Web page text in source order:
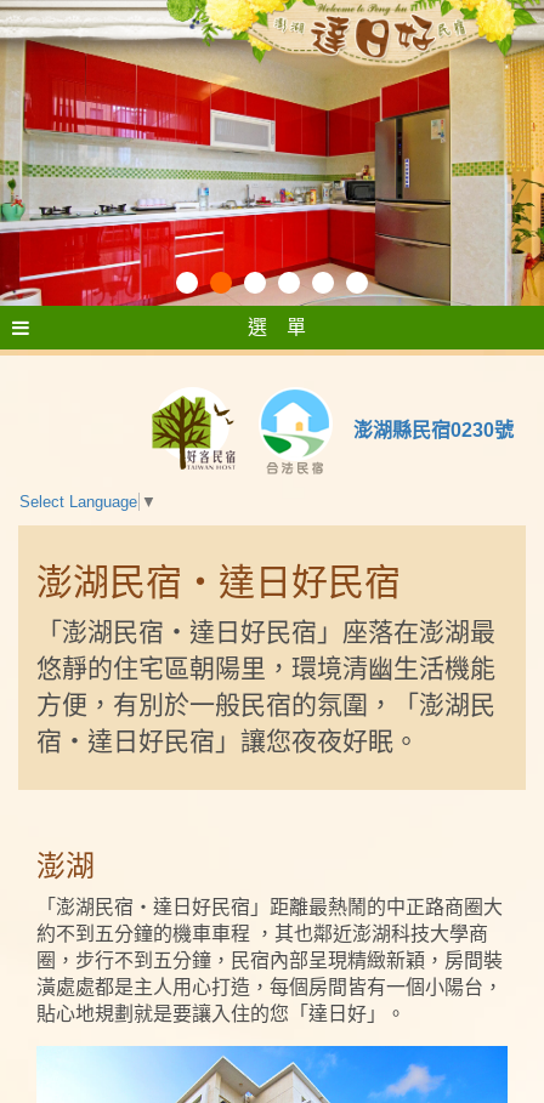
選 單
澎湖縣民宿0230號
Select Language ▼
澎湖民宿‧達日好民宿
「澎湖民宿‧達日好民宿」座落在澎湖最
悠靜的住宅區朝陽里，環境清幽生活機能
方便，有別於一般民宿的氛圍，「澎湖民
宿‧達日好民宿」讓您夜夜好眠。
澎湖
「澎湖民宿‧達日好民宿」距離最熱鬧的中正路商圈大
約不到五分鐘的機車車程 ，其也鄰近澎湖科技大學商
圈，步行不到五分鐘，民宿內部呈現精緻新穎，房間裝
潢處處都是主人用心打造，每個房間皆有一個小陽台，
貼心地規劃就是要讓入住的您「達日好」。